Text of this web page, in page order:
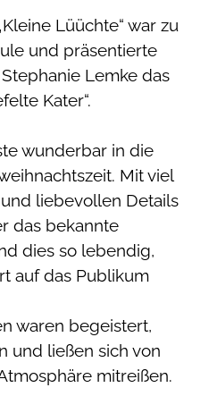
Lüüchte“ war zu
und präsentierte
Lemke das
Kater“.
wunderbar in die
Mit viel
liebevollen Details
das bekannte
dies so lebendig,
auf das Publikum
waren begeistert,
und ließen sich von
mitreißen.